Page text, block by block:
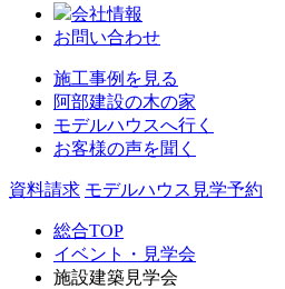
会社情報
お問い合わせ
施工事例を見る
阿部建設の木の家
モデルハウスへ行く
お客様の声を聞く
資料請求 モデルハウス見学予約
総合TOP
イベント・見学会
施設建築見学会